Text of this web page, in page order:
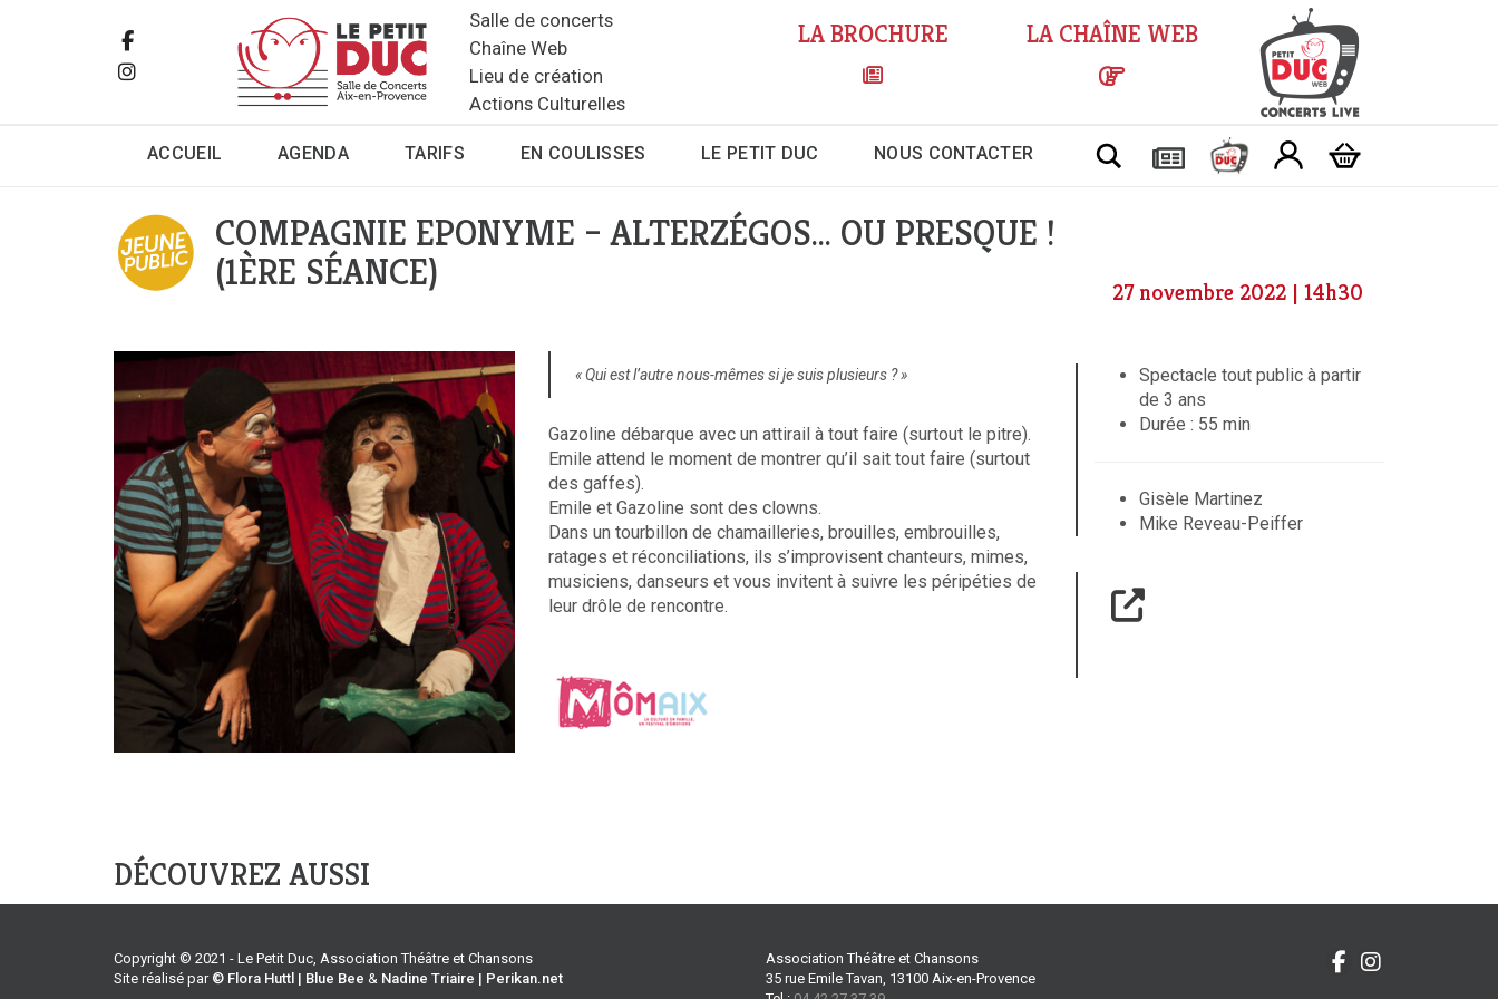
Salle de concerts
Chaîne Web
Lieu de création
Actions Culturelles
LA BROCHURE LA CHAÎNE WEB
ACCUEIL AGENDA TARIFS EN COULISSES LE PETIT DUC NOUS CONTACTER Chercher
COMPAGNIE EPONYME – ALTERZÉGOS… OU PRESQUE !
(1ÈRE SÉANCE)
27 novembre 2022 | 14h30
« Qui est l’autre nous-mêmes si je suis plusieurs ? »
Gazoline débarque avec un attirail à tout faire (surtout le pitre).
Emile attend le moment de montrer qu’il sait tout faire (surtout
des gaffes).
Emile et Gazoline sont des clowns.
Dans un tourbillon de chamailleries, brouilles, embrouilles,
ratages et réconciliations, ils s’improvisent chanteurs, mimes,
musiciens, danseurs et vous invitent à suivre les péripéties de
leur drôle de rencontre.
Spectacle tout public à partir
de 3 ans
Durée : 55 min
Gisèle Martinez
Mike Reveau-Peiffer
DÉCOUVREZ AUSSI
Copyright © 2021 - Le Petit Duc, Association Théâtre et Chansons
Site réalisé par © Flora Huttl | Blue Bee & Nadine Triaire | Perikan.net
Association Théâtre et Chansons
35 rue Emile Tavan, 13100 Aix-en-Provence